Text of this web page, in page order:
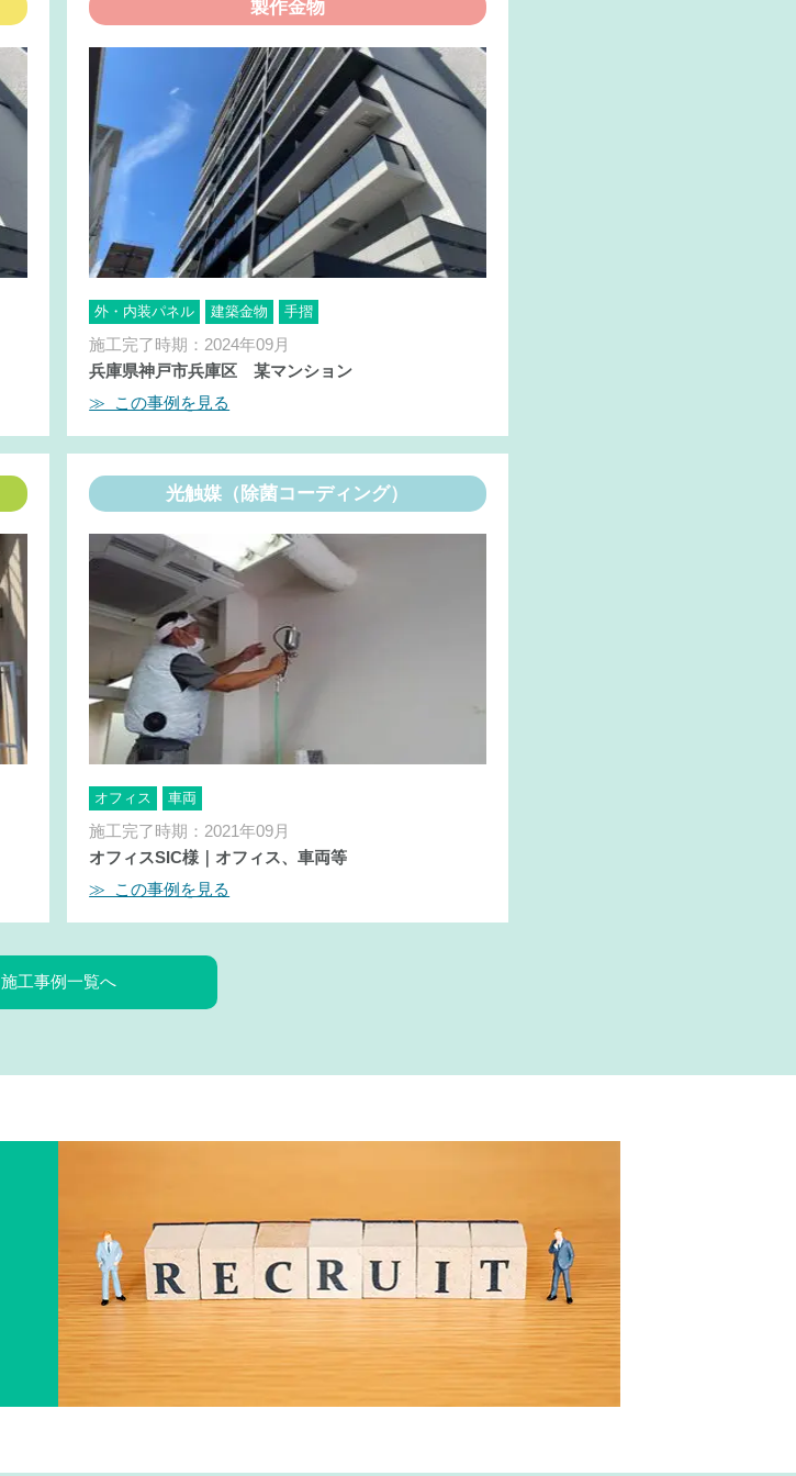
製作金物
外・内装パネル 建築金物 手摺
施工完了時期：2024年09月
兵庫県神戸市兵庫区 某マンション
≫ この事例を見る
光触媒（除菌コーディング）
オフィス 車両
施工完了時期：2021年09月
オフィスSIC様｜オフィス、車両等
≫ この事例を見る
施工事例一覧へ